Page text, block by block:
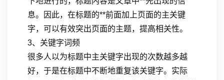
息。因此，在标题的**前面加上页面的主关键
字，可以有效突出页面的主题，提高相关性。
3、关键字词频
很多人以为标题中主关键字出现的次数越多越
好，于是在标题中不断地重复该关键字。实际